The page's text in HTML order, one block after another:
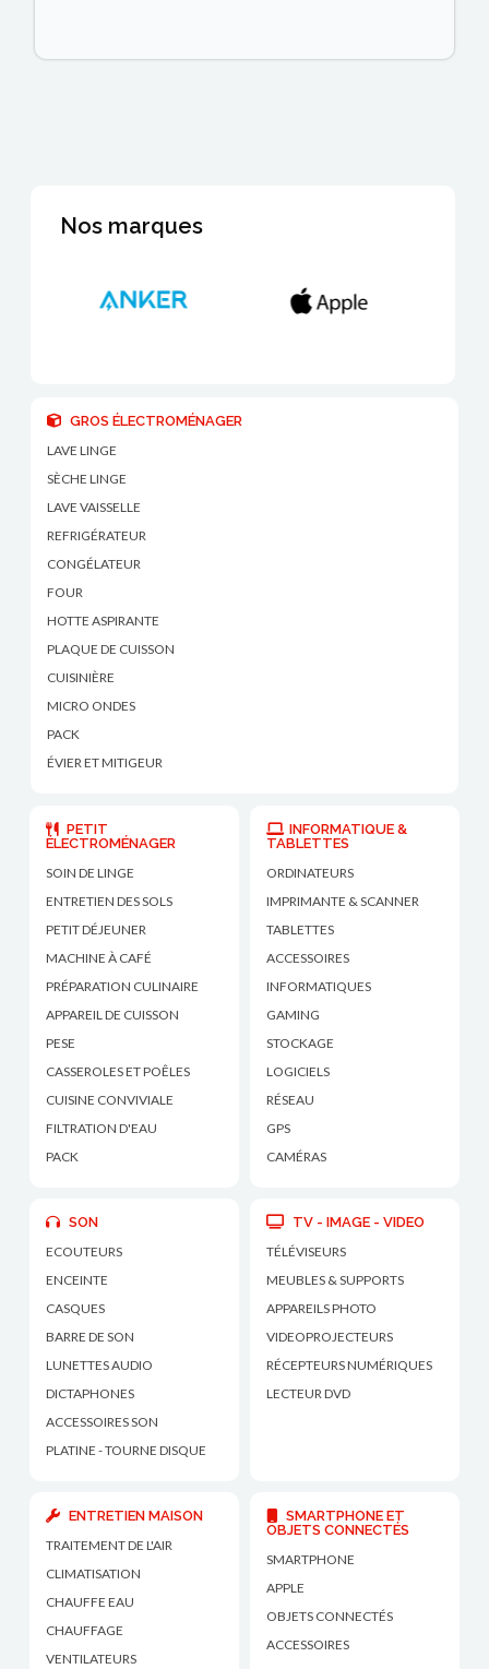
Nos marques
GROS ÉLECTROMÉNAGER
LAVE LINGE
SÈCHE LINGE
LAVE VAISSELLE
REFRIGÉRATEUR
CONGÉLATEUR
FOUR
HOTTE ASPIRANTE
PLAQUE DE CUISSON
CUISINIÈRE
MICRO ONDES
PACK
ÉVIER ET MITIGEUR
PETIT
ÉLECTROMÉNAGER
SOIN DE LINGE
ENTRETIEN DES SOLS
PETIT DÉJEUNER
MACHINE À CAFÉ
PRÉPARATION CULINAIRE
APPAREIL DE CUISSON
PESE
CASSEROLES ET POÊLES
CUISINE CONVIVIALE
FILTRATION D'EAU
PACK
INFORMATIQUE &
TABLETTES
ORDINATEURS
IMPRIMANTE & SCANNER
TABLETTES
ACCESSOIRES
INFORMATIQUES
GAMING
STOCKAGE
LOGICIELS
RÉSEAU
GPS
CAMÉRAS
SON
ECOUTEURS
ENCEINTE
CASQUES
BARRE DE SON
LUNETTES AUDIO
DICTAPHONES
ACCESSOIRES SON
PLATINE - TOURNE DISQUE
TV - IMAGE - VIDEO
TÉLÉVISEURS
MEUBLES & SUPPORTS
APPAREILS PHOTO
VIDEOPROJECTEURS
RÉCEPTEURS NUMÉRIQUES
LECTEUR DVD
ENTRETIEN MAISON
TRAITEMENT DE L'AIR
CLIMATISATION
CHAUFFE EAU
CHAUFFAGE
VENTILATEURS
SMARTPHONE ET
OBJETS CONNECTÉS
SMARTPHONE
APPLE
OBJETS CONNECTÉS
ACCESSOIRES